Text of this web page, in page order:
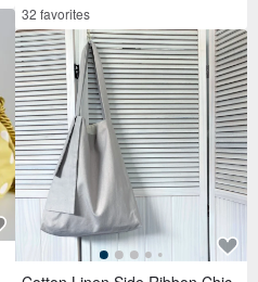
32 favorites